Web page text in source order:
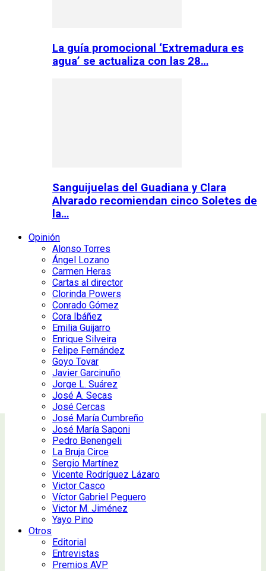
La guía promocional ‘Extremadura es
agua’ se actualiza con las 28…
Sanguijuelas del Guadiana y Clara
Alvarado recomiendan cinco Soletes de
la…
Opinión
Alonso Torres
Ángel Lozano
Carmen Heras
Cartas al director
Clorinda Powers
Conrado Gómez
Cora Ibáñez
Emilia Guijarro
Enrique Silveira
Felipe Fernández
Goyo Tovar
Javier Garcinuño
Jorge L. Suárez
José A. Secas
José Cercas
José María Cumbreño
José María Saponi
Pedro Benengeli
La Bruja Circe
Sergio Martínez
Vicente Rodríguez Lázaro
Victor Casco
Víctor Gabriel Peguero
Victor M. Jiménez
Yayo Pino
Otros
Editorial
Entrevistas
Premios AVP